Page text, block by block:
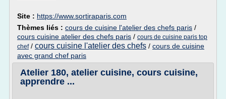
Site : https://www.sortiraparis.com
Thèmes liés : cours de cuisine l'atelier des chefs paris /
cours cuisine atelier des chefs paris / cours de cuisine paris top
chef/ cours cuisine l'atelier des chefs / cours de cuisine
avec grand chef paris
Atelier 180, atelier cuisine, cours cuisine,
apprendre ...